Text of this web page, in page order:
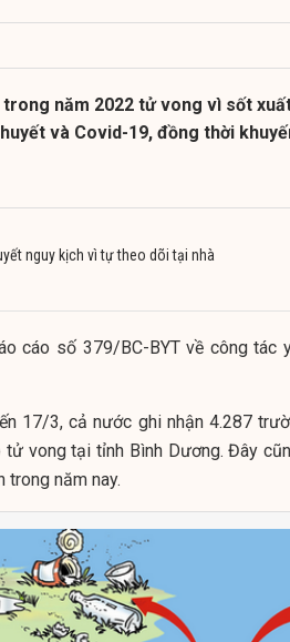
năm 2022 tử vong vì sốt
và Covid-19, đồng thời
nguy kịch vì tự theo dõi tại nhà
cáo số 379/BC-BYT về công tác
17/3, cả nước ghi nhận 4.287
vong tại tỉnh Bình Dương. Đây
năm nay.